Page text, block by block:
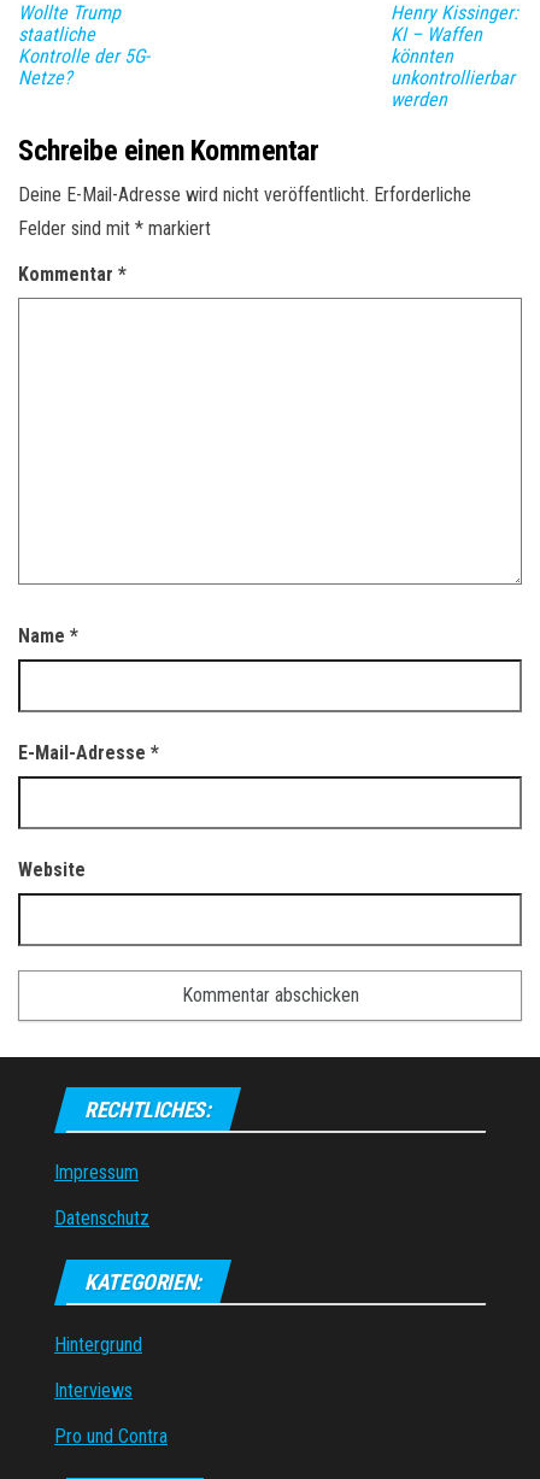
Wollte Trump
staatliche
Kontrolle der 5G-
Netze?
Henry Kissinger:
KI – Waffen
könnten
unkontrollierbar
werden
Schreibe einen Kommentar
Deine E-Mail-Adresse wird nicht veröffentlicht. Erforderliche
Felder sind mit * markiert
Kommentar *
Name *
E-Mail-Adresse *
Website
RECHTLICHES:
Impressum
Datenschutz
KATEGORIEN:
Hintergrund
Interviews
Pro und Contra